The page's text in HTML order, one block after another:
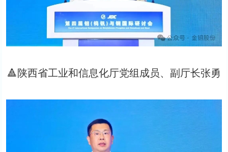
🔺陕西省工业和信息化厅党组成员、副厅长张勇